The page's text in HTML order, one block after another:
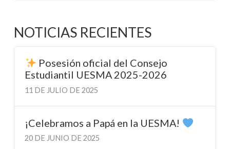
NOTICIAS RECIENTES
Posesión oficial del Consejo
Estudiantil UESMA 2025-2026
11 DE JULIO DE 2025
¡Celebramos a Papá en la UESMA!
20 DE JUNIO DE 2025